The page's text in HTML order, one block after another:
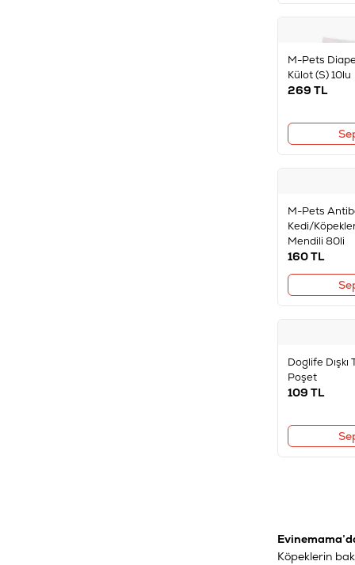
M-Pets
Külot (S) 10lu
269 TL
M-Pets
Kedi/
Mendili 80li
160TL
Doglife Dışkı
Poşet
109 TL
Köpeklerin